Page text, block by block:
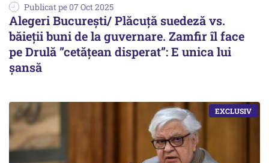
Publicat pe 07 Oct 2025
Alegeri București/ Plăcuță suedeză vs.
băieții buni de la guvernare. Zamfir îl face
pe Drulă ”cetățean disperat”: E unica lui
șansă